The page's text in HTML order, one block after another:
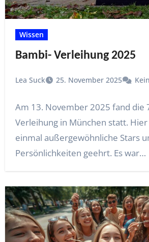
Wissen
Bambi- Verleihung 2025
Lea Suck 25. November 2025
Am 13. November 2025 fand die
Verleihung in München statt.
einmal außergewöhnliche Stars
Persönlichkeiten geehrt. Es war…